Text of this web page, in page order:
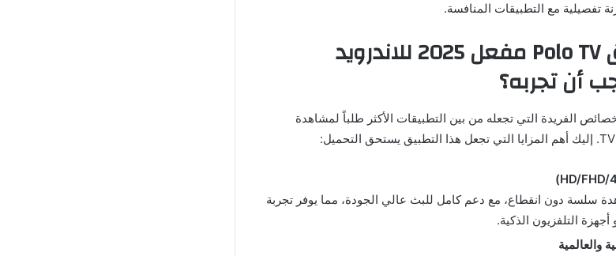
تفصيلية مع التطبيقات المنافسة.
مميزات تحميل تطبيق Polo TV مفعل 2025 للاندرويد
الفريدة التي تجعله من بين التطبيقات الأكثر طلباً لمشاهدة
سلسة دون انقطاع، مع دعم كامل للبث عالي الجودة، مما يوفر تجربة
التلفزيون الذكية.
والعالمية